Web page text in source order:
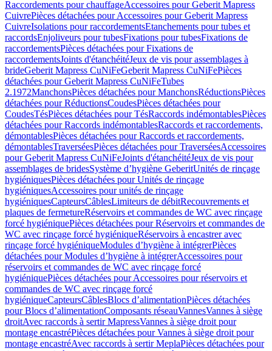
Raccordements pour chauffageAccessoires pour Geberit Mapress
CuivrePièces détachées pour Accessoires pour Geberit Mapress
CuivreIsolations pour raccordementsEtanchements pour tubes et
raccordsEnjoliveurs pour tubesFixations pour tubesFixations de
raccordementsPièces détachées pour Fixations de
raccordementsJoints d'étanchéitéJeux de vis pour assemblages à
brideGeberit Mapress CuNiFeGeberit Mapress CuNiFePièces
détachées pour Geberit Mapress CuNiFeTubes
2.1972ManchonsPièces détachées pour ManchonsRéductionsPièces
détachées pour RéductionsCoudesPièces détachées pour
CoudesTésPièces détachées pour TésRaccords indémontablesPièces
détachées pour Raccords indémontablesRaccords et raccordements,
démontablesPièces détachées pour Raccords et raccordements,
démontablesTraverséesPièces détachées pour TraverséesAccessoires
pour Geberit Mapress CuNiFeJoints d'étanchéitéJeux de vis pour
assemblages de bridesSystème d’hygiène GeberitUnités de rinçage
hygiéniquesPièces détachées pour Unités de rinçage
hygiéniquesAccessoires pour unités de rinçage
hygiéniquesCapteursCâblesLimiteurs de débitRecouvrements et
plaques de fermetureRéservoirs et commandes de WC avec rinçage
forcé hygiéniquePièces détachées pour Réservoirs et commandes de
WC avec rinçage forcé hygiéniqueRéservoirs à encastrer avec
rinçage forcé hygiéniqueModules d’hygiène à intégrerPièces
détachées pour Modules d’hygiène à intégrerAccessoires pour
réservoirs et commandes de WC avec rinçage forcé
hygiéniquePièces détachées pour Accessoires pour réservoirs et
commandes de WC avec rinçage forcé
hygiéniqueCapteursCâblesBlocs d’alimentationPièces détachées
pour Blocs d’alimentationComposants réseauVannesVannes à siège
droitAvec raccords à sertir MapressVannes à siège droit pour
montage encastréPièces détachées pour Vannes à siège droit pour
montage encastréAvec raccords à sertir MeplaPièces détachées pour